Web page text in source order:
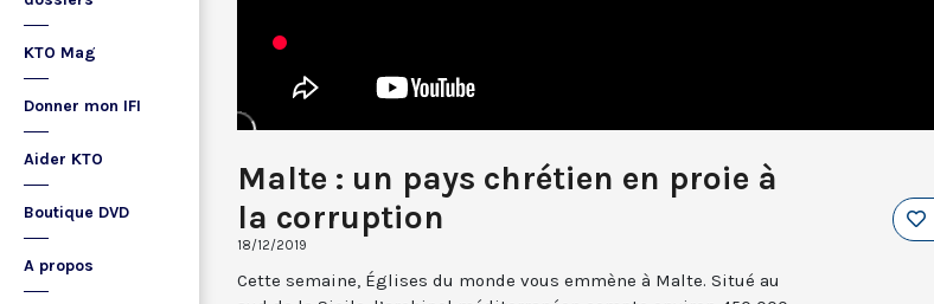
KTO Mag
Donner mon IFI
Aider KTO
Boutique DVD
A propos
Malte : un pays chrétien en proie à
la corruption
18/12/2019
Cette semaine, Églises du monde vous emmène à Malte. Situé au